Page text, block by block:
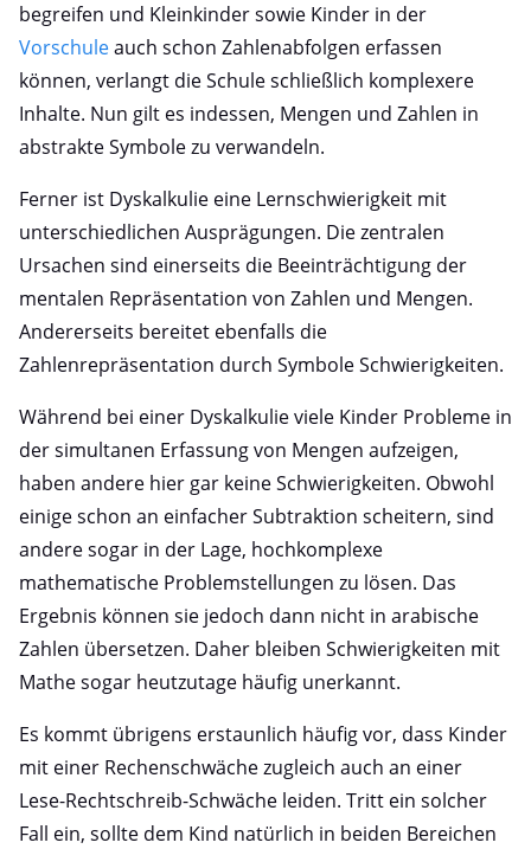
begreifen und Kleinkinder sowie Kinder in der
Vorschuleauch schon Zahlenabfolgen erfassen
können, verlangt die Schule schließlich komplexere
Inhalte. Nun gilt es indessen, Mengen und Zahlen in
abstrakte Symbole zu verwandeln.
Ferner ist Dyskalkulie eine Lernschwierigkeit mit
unterschiedlichen Ausprägungen. Die zentralen
Ursachen sind einerseits die Beeinträchtigung der
mentalen Repräsentation von Zahlen und Mengen.
Andererseits bereitet ebenfalls die
Zahlenrepräsentation durch Symbole Schwierigkeiten.
Während bei einer Dyskalkulie viele Kinder Probleme in
der simultanen Erfassung von Mengen aufzeigen,
haben andere hier gar keine Schwierigkeiten. Obwohl
einige schon an einfacher Subtraktion scheitern, sind
andere sogar in der Lage, hochkomplexe
mathematische Problemstellungen zu lösen. Das
Ergebnis können sie jedoch dann nicht in arabische
Zahlen übersetzen. Daher bleiben Schwierigkeiten mit
Mathe sogar heutzutage häufig unerkannt.
Es kommt übrigens erstaunlich häufig vor, dass Kinder
mit einer Rechenschwäche zugleich auch an einer
Lese-Rechtschreib-Schwäche leiden. Tritt ein solcher
Fall ein, sollte dem Kind natürlich in beiden Bereichen